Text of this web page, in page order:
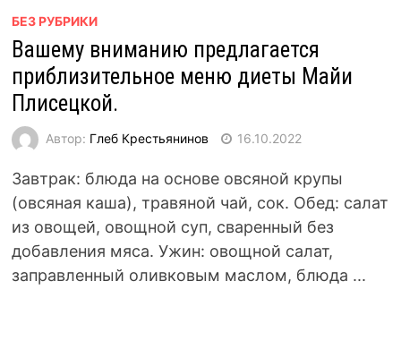
БЕЗ РУБРИКИ
Вашему вниманию предлагается
приблизительное меню диеты Майи
Плисецкой.
Автор: Глеб Крестьянинов 16.10.2022
Завтрак: блюда на основе овсяной крупы
(овсяная каша), травяной чай, сок. Обед: салат
из овощей, овощной суп, сваренный без
добавления мяса. Ужин: овощной салат,
заправленный оливковым маслом, блюда ...